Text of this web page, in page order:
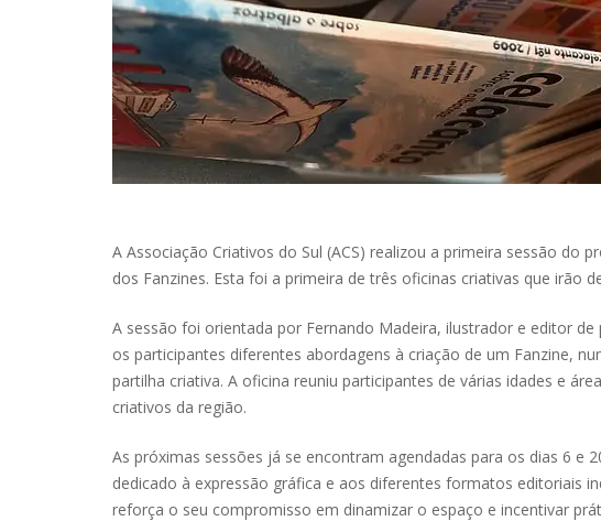
A Associação Criativos do Sul (ACS) realizou a primeira sessão do
dos Fanzines. Esta foi a primeira de três oficinas criativas que irão
A sessão foi orientada por Fernando Madeira, ilustrador e editor
os participantes diferentes abordagens à criação de um Fanzine,
partilha criativa. A oficina reuniu participantes de várias idades e
criativos da região.
As próximas sessões já se encontram agendadas para os dias 6 e
dedicado à expressão gráfica e aos diferentes formatos editoriais
reforça o seu compromisso em dinamizar o espaço e incentivar